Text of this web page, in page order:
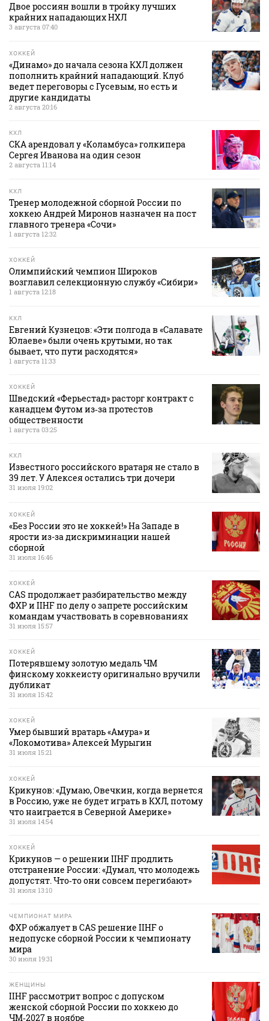
Двое россиян вошли в тройку лучших
крайних нападающих НХЛ
3 августа 07:40
ХОККЕЙ
«Динамо» до начала сезона КХЛ должен
пополнить крайний нападающий. Клуб
ведет переговоры с Гусевым, но есть и
другие кандидаты
2 августа 20:16
КХЛ
СКА арендовал у «Коламбуса» голкипера
Сергея Иванова на один сезон
2 августа 11:14
КХЛ
Тренер молодежной сборной России по
хоккею Андрей Миронов назначен на пост
главного тренера «Сочи»
1 августа 12:32
ХОККЕЙ
Олимпийский чемпион Широков
возглавил селекционную службу «Сибири»
1 августа 12:18
КХЛ
Евгений Кузнецов: «Эти полгода в «Салавате
Юлаеве» были очень крутыми, но так
бывает, что пути расходятся»
1 августа 11:33
ХОККЕЙ
Шведский «Ферьестад» расторг контракт с
канадцем Футом из‑за протестов
общественности
1 августа 03:25
КХЛ
Известного российского вратаря не стало в
39 лет. У Алексея остались три дочери
31 июля 19:02
ХОККЕЙ
«Без России это не хоккей!» На Западе в
ярости из-за дискриминации нашей
сборной
31 июля 16:46
ХОККЕЙ
CAS продолжает разбирательство между
ФХР и IIHF по делу о запрете российским
командам участвовать в соревнованиях
31 июля 15:57
ХОККЕЙ
Потерявшему золотую медаль ЧМ
финскому хоккеисту оригинально вручили
дубликат
31 июля 15:42
ХОККЕЙ
Умер бывший вратарь «Амура» и
«Локомотива» Алексей Мурыгин
31 июля 15:21
ХОККЕЙ
Крикунов: «Думаю, Овечкин, когда вернется
в Россию, уже не будет играть в КХЛ, потому
что наиграется в Северной Америке»
31 июля 14:54
ХОККЕЙ
Крикунов — о решении IIHF продлить
отстранение России: «Думал, что молодежь
допустят. Что‑то они совсем перегибают»
31 июля 13:10
ЧЕМПИОНАТ МИРА
ФХР обжалует в CAS решение IIHF о
недопуске сборной России к чемпионату
мира
30 июля 19:31
ЖЕНЩИНЫ
IIHF рассмотрит вопрос с допуском
женской сборной России по хоккею до
ЧМ‑2027 в ноябре